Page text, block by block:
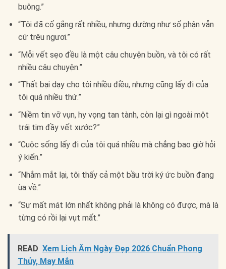
buông.”
“Tôi đã cố gắng rất nhiều, nhưng dường như số phận vẫn
cứ trêu ngươi.”
“Mỗi vết sẹo đều là một câu chuyện buồn, và tôi có rất
nhiều câu chuyện.”
“Thất bại dạy cho tôi nhiều điều, nhưng cũng lấy đi của
tôi quá nhiều thứ.”
“Niềm tin vỡ vụn, hy vọng tan tành, còn lại gì ngoài một
trái tim đầy vết xước?”
“Cuộc sống lấy đi của tôi quá nhiều mà chẳng bao giờ hỏi
ý kiến.”
“Nhắm mắt lại, tôi thấy cả một bầu trời ký ức buồn đang
ùa về.”
“Sự mất mát lớn nhất không phải là không có được, mà là
từng có rồi lại vụt mất.”
READ Xem Lịch Âm Ngày Đẹp 2026 Chuẩn Phong
Thủy, May Mắn